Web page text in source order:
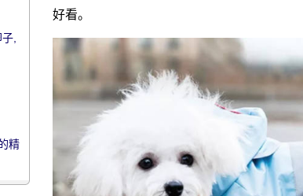
好看。
,
精
,
精